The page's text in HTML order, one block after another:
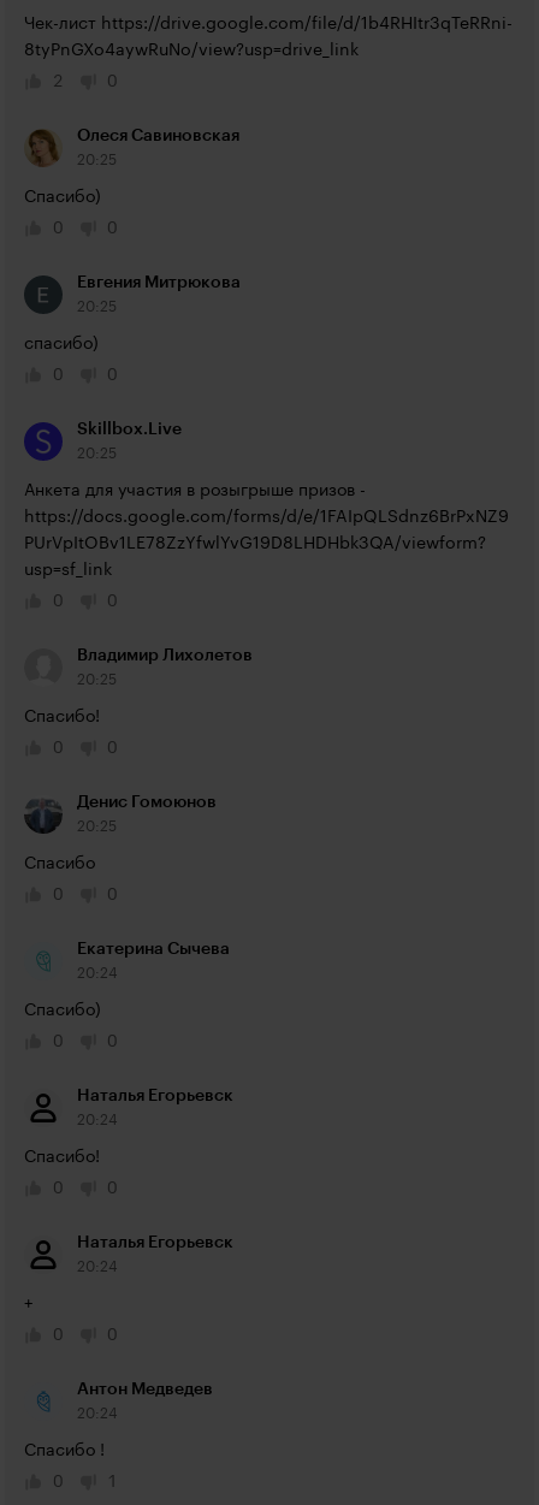
Чек-лист https://drive.google.com/file/d/1b4RHItr3qTeRRni-
8tyPnGXo4aywRuNo/view?usp=drive_link
2
0
Олеся Савиновская
20:25
Спасибо)
0
0
Евгения Митрюкова
20:25
спасибо)
0
0
Skillbox.Live
20:25
https://docs.google.com/forms/d/e/1FAIpQLSdnz6BrPxNZ9
PUrVpItOBv1LE78ZzYfwlYvG19D8LHDHbk3QA/viewform?
usp=sf_link
0
0
Владимир Лихолетов
20:25
Спасибо!
0
0
Денис Гомоюнов
20:25
Спасибо
0
0
Екатерина Сычева
20:24
Спасибо)
0
0
Наталья Егорьевск
20:24
Спасибо!
0
0
Наталья Егорьевск
20:24
+
0
0
Антон Медведев
20:24
Спасибо !
0
1